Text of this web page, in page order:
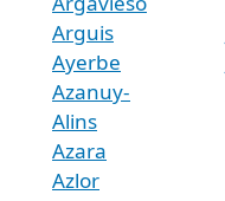
Arguis
Ayerbe
Azanuy-
Alins
Azara
Azlor